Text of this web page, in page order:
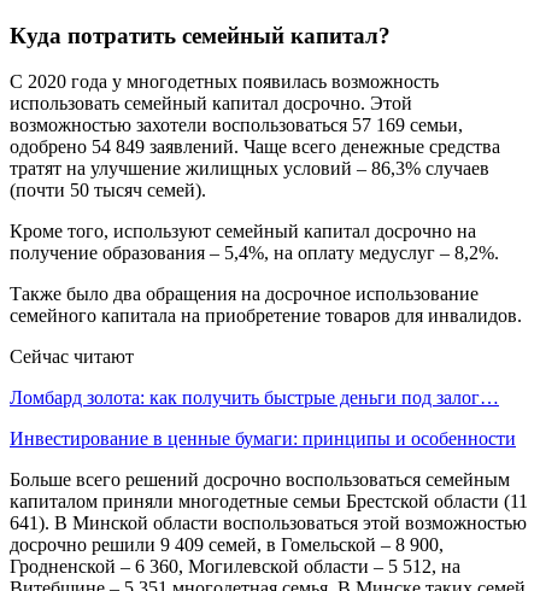
Куда потратить семейный капитал?
С 2020 года у многодетных появилась возможность
использовать семейный капитал досрочно. Этой
возможностью захотели воспользоваться 57 169 семьи,
одобрено 54 849 заявлений. Чаще всего денежные средства
тратят на улучшение жилищных условий – 86,3% случаев
(почти 50 тысяч семей).
Кроме того, используют семейный капитал досрочно на
получение образования – 5,4%, на оплату медуслуг – 8,2%.
Также было два обращения на досрочное использование
семейного капитала на приобретение товаров для инвалидов.
Сейчас читают
Ломбард золота: как получить быстрые деньги под залог…
Инвестирование в ценные бумаги: принципы и особенности
Больше всего решений досрочно воспользоваться семейным
капиталом приняли многодетные семьи Брестской области (11
641). В Минской области воспользоваться этой возможностью
досрочно решили 9 409 семей, в Гомельской – 8 900,
Гродненской – 6 360, Могилевской области – 5 512, на